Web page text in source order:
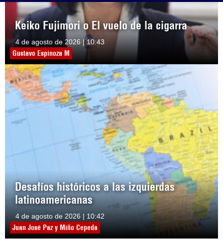
Keiko Fujimori o El vuelo de la cigarra
4 de agosto de 2026 | 10:43
Gustavo Espinoza M
Desafíos históricos a las izquierdas
latinoamericanas
4 de agosto de 2026 | 10:42
Juan José Paz y Miño Cepeda